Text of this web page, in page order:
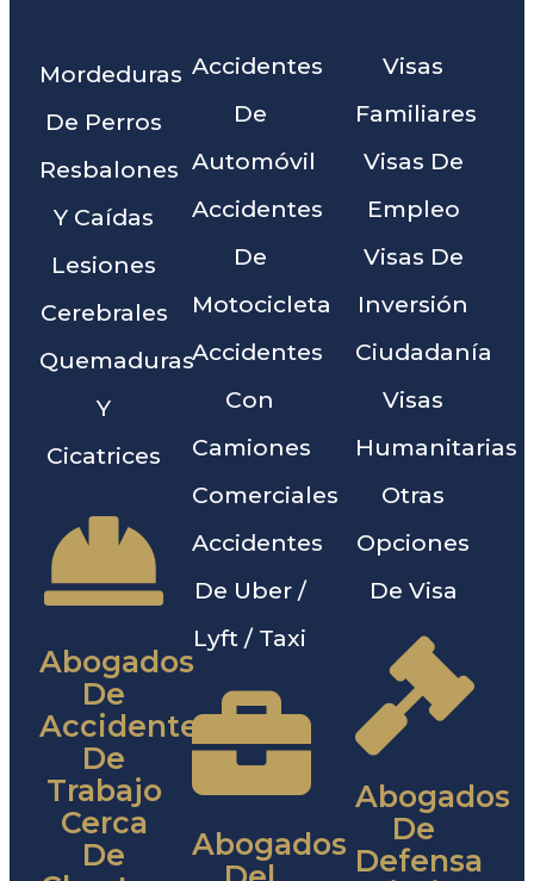
Mordeduras
De Perros
Resbalones
Y Caídas
Lesiones
Cerebrales
Quemaduras
Y
Cicatrices
Abogados
De
Accidentes
De
Trabajo
Cerca
De
Accidentes
De
Automóvil
Accidentes
De
Motocicleta
Accidentes
Con
Camiones
Comerciales
Accidentes
De Uber /
Lyft / Taxi
Abogados
Visas
Familiares
Visas De
Empleo
Visas De
Inversión
Ciudadanía
Visas
Humanitarias
Otras
Opciones
De Visa
Abogados
De
Defensa